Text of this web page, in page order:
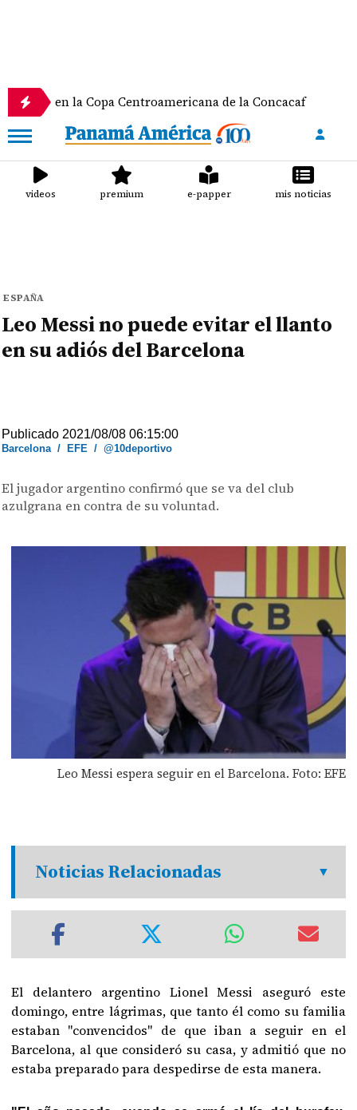
la Copa Centroamericana de la Concacaf
videos premium e-papper mis noticias
ESPAÑA
Leo Messi no puede evitar el llanto
en su adiós del Barcelona
Publicado 2021/08/08 06:15:00
Barcelona/ EFE /@10deportivo
El jugador argentino confirmó que se va del club
azulgrana en contra de su voluntad.
Leo Messi espera seguir en el Barcelona. Foto: EFE
Noticias Relacionadas
El delantero argentino Lionel Messi aseguró este
domingo, entre lágrimas, que tanto él como su familia
estaban "convencidos" de que iban a seguir en el
Barcelona, al que consideró su casa, y admitió que no
estaba preparado para despedirse de esta manera.